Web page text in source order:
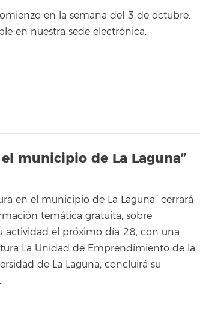
en la semana del 3 de octubre.
en nuestra sede electrónica.
municipio de La Laguna”
en el municipio de La Laguna” cerrará
temática gratuita, sobre
actividad el próximo día 28, con una
La Unidad de Emprendimiento de la
de La Laguna, concluirá su